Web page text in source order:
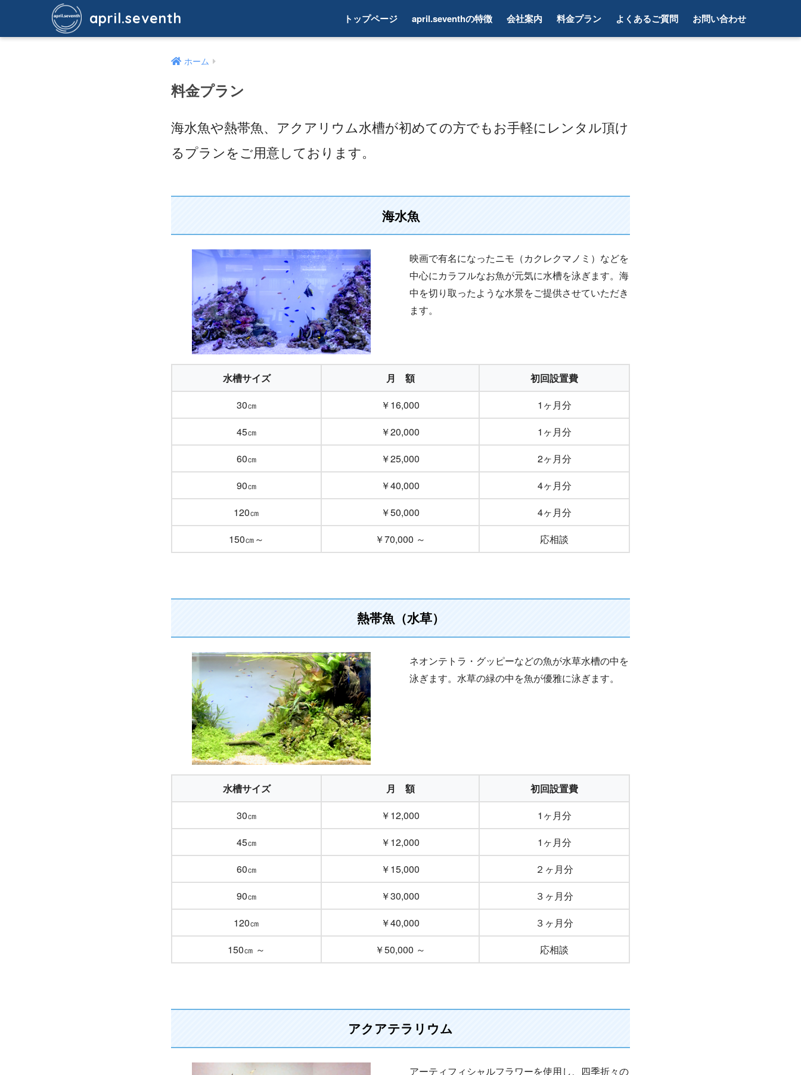
april.seventh トップページ april.seventhの特徴 会社案内 料金プラン よくあるご質問 お問い合わせ
ホーム
料金プラン
海水魚や熱帯魚、アクアリウム水槽が初めての方でもお手軽にレンタル頂け
るプランをご用意しております。
海水魚
映画で有名になったニモ（カクレクマノミ）などを
中心にカラフルなお魚が元気に水槽を泳ぎます。海
中を切り取ったような水景をご提供させていただき
ます。
水槽サイズ 月 額
初回設置費
30㎝
￥16,000
1ヶ月分
45㎝
￥20,000
1ヶ月分
60㎝
￥25,000
2ヶ月分
90㎝
￥40,000
4ヶ月分
120㎝
￥50,000
4ヶ月分
150㎝～
￥70,000 ～ 応相談
熱帯魚（水草）
ネオンテトラ・グッピーなどの魚が水草水槽の中を
泳ぎます。水草の緑の中を魚が優雅に泳ぎます。
水槽サイズ 月 額
初回設置費
30㎝
￥12,000
1ヶ月分
45㎝
￥12,000
1ヶ月分
60㎝
￥15,000
２ヶ月分
90㎝
￥30,000
３ヶ月分
120㎝
￥40,000
３ヶ月分
150㎝ ～
￥50,000 ～ 応相談
アクアテラリウム
アーティフィシャルフラワーを使用し、四季折々の